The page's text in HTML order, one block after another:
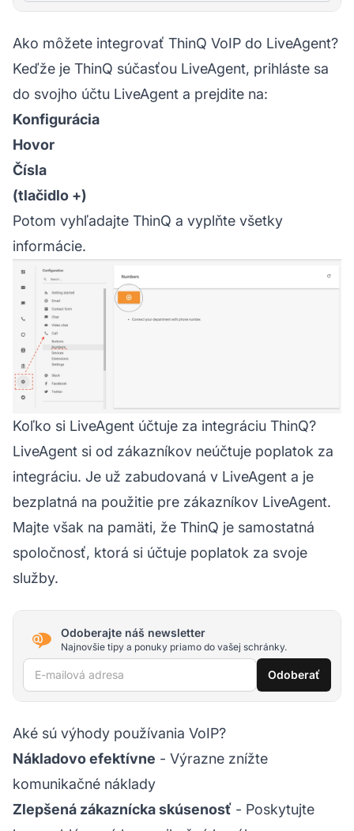
Ako môžete integrovať ThinQ VoIP do LiveAgent?
Keďže je ThinQ súčasťou LiveAgent, prihláste sa
do svojho účtu LiveAgent a prejdite na:
Konfigurácia
Hovor
Čísla
(tlačidlo +)
Potom vyhľadajte ThinQ a vyplňte všetky
informácie.
Koľko si LiveAgent účtuje za integráciu ThinQ?
LiveAgent si od zákazníkov neúčtuje poplatok za
integráciu. Je už zabudovaná v LiveAgent a je
bezplatná na použitie pre zákazníkov LiveAgent.
Majte však na pamäti, že ThinQ je samostatná
spoločnosť, ktorá si účtuje poplatok za svoje
služby.
Odoberajte náš newsletter
Najnovšie tipy a ponuky priamo do vašej schránky.
E-mailová adresa Odoberať
Aké sú výhody používania VoIP?
Nákladovo efektívne - Výrazne znížte
komunikačné náklady
Zlepšená zákaznícka skúsenosť - Poskytujte